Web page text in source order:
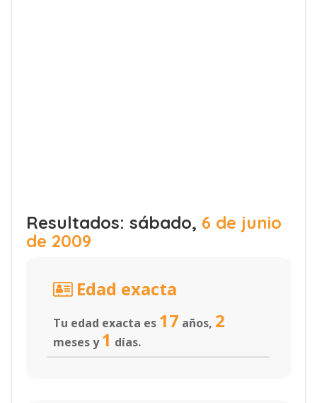
Resultados: sábado, 6 de junio
de 2009
Edad exacta
Tu edad exacta es 17 años, 2
meses y1 días.